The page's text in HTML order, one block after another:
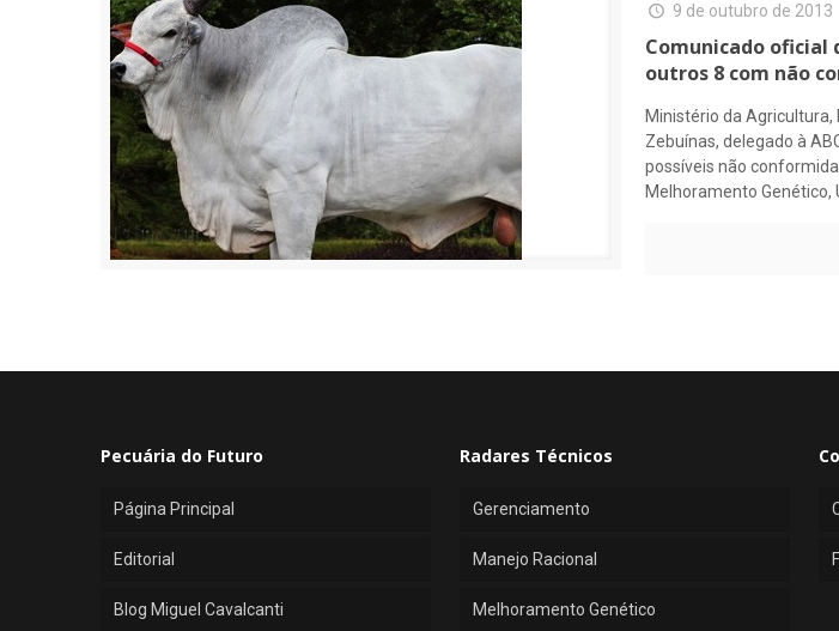
9 de outubro de 2013
Comunicado oficial
outros 8 com não
Ministério da
Zebuínas, delegado à
possíveis não
Melhoramento Genético,
Pecuária do Futuro
Página Principal
Editorial
Blog Miguel Cavalcanti
Radares Técnicos
Gerenciamento
Manejo Racional
Melhoramento Genético